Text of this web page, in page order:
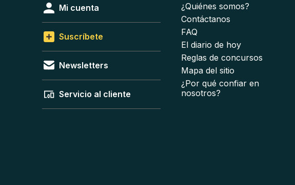
Mi cuenta
Suscríbete
Newsletters
Servicio al cliente
¿Quiénes somos?
Contáctanos
FAQ
El diario de hoy
Reglas de concursos
Mapa del sitio
¿Por qué confiar en
nosotros?